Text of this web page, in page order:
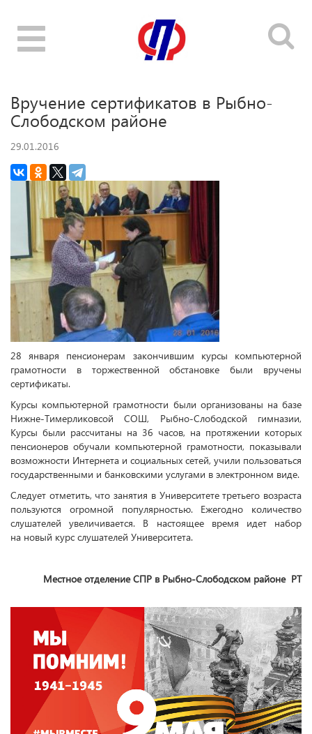
Toggle
navigation
Вручение сертификатов в Рыбно-
Слободском районе
29.01.2016
28 января пенсионерам закончившим курсы компьютерной
грамотности в торжественной обстановке были вручены
сертификаты.
Курсы компьютерной грамотности были организованы на базе
Нижне-Тимерликовсой СОШ, Рыбно-Слободской гимназии,
Курсы были рассчитаны на 36 часов, на протяжении которых
пенсионеров обучали компьютерной грамотности, показывали
возможности Интернета и социальных сетей, учили пользоваться
государственными и банковскими услугами в электронном виде.
Следует отметить, что занятия в Университете третьего возраста
пользуются огромной популярностью. Ежегодно количество
слушателей увеличивается. В настоящее время идет набор
на новый курс слушателей Университета.
Местное отделение СПР в Рыбно-Слободском районе РТ